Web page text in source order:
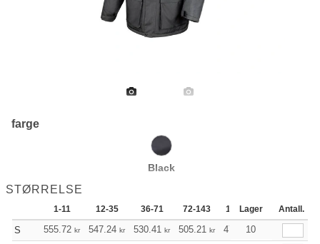
farge
Black
STØRRELSE
1-11 12-35 36-71 72-143 144-287 288 +
Lager Antall.
S 555.72 kr 547.24 kr 530.41 kr 505.21 kr 479.90 kr
10